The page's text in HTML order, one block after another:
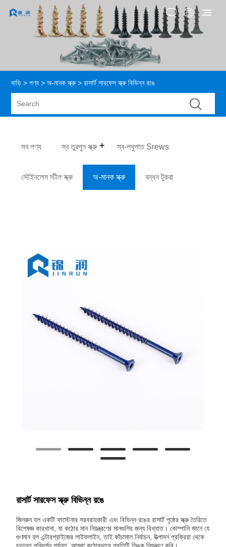
বাড়ি > পণ্য >অ-মানক স্ক্রু> রাসার্ট সারফেস স্ক্রু বিভিন্ন রঙে
সব পণ্য স্ব তুরপুন স্ক্রু স্ব-লঘুপাত Srews
স্টেইনলেস স্টীল স্ক্রু অ-মানক স্ক্রু বন্ধন টুকরা
রাসার্ট সারফেস স্ক্রু বিভিন্ন রঙে
জিনরুন হল একটি ফাস্টেনার সরবরাহকারী এবং বিভিন্ন রঙের রাসার্ট পৃষ্ঠের স্ক্রু তৈরিতে
বিশেষজ্ঞ কারখানা, যা কঠোর মান নিয়ন্ত্রণের মানগুলির জন্য বিখ্যাত। কোম্পানি জানে যে
গুণমান হল এন্টারপ্রাইজের লাইফলাইন, তাই কাঁচামাল নির্বাচন, উত্পাদন প্রক্রিয়া থেকে